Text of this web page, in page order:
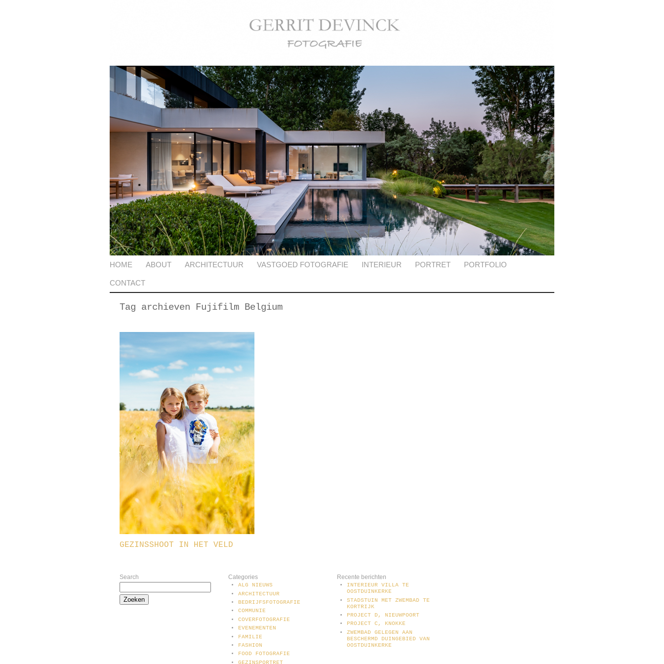
HOME ABOUT ARCHITECTUUR VASTGOED FOTOGRAFIE INTERIEUR PORTRET PORTFOLIO
CONTACT
Tag archieven Fujifilm Belgium
GEZINSSHOOT IN HET VELD
Search
naar:
Categories
ALG NIEUWS
ARCHITECTUUR
BEDRIJFSFOTOGRAFIE
COMMUNIE
COVERFOTOGRAFIE
EVENEMENTEN
FAMILIE
FASHION
FOOD FOTOGRAFIE
GEZINSPORTRET
Recente berichten
INTERIEUR VILLA TE
OOSTDUINKERKE
STADSTUIN MET ZWEMBAD TE
KORTRIJK
PROJECT D, NIEUWPOORT
PROJECT C, KNOKKE
ZWEMBAD GELEGEN AAN
BESCHERMD DUINGEBIED VAN
OOSTDUINKERKE